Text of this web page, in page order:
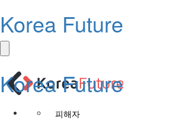
Korea Future
Korea Future
피해자